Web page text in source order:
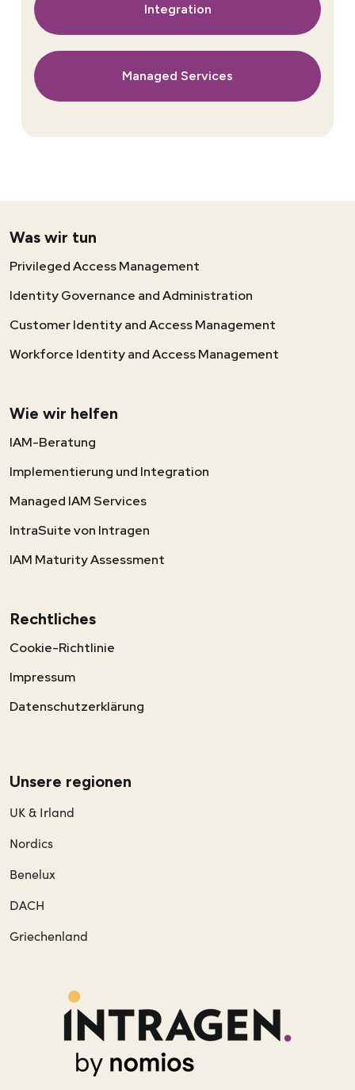
Integration
Managed Services
Unsere regionen
UK & Irland
Nordics
Benelux
DACH
Griechenland
Was wir tun
Privileged Access Management
Identity Governance and Administration
Customer Identity and Access Management
Workforce Identity and Access Management
Wie wir helfen
IAM-Beratung
Implementierung und Integration
Managed IAM Services
IntraSuite von Intragen
IAM Maturity Assessment
Rechtliches
Cookie-Richtlinie
Impressum
Datenschutzerklärung